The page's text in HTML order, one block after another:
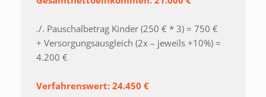
./. Pauschalbetrag Kinder (250 € * 3) = 750 €
+ Versorgungsausgleich (2x – jeweils +10%) =
4.200 €
Verfahrenswert: 24.450 €